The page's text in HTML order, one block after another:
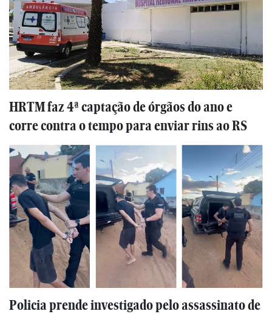
HRTM faz 4ª captação de órgãos do ano e
corre contra o tempo para enviar rins ao RS
Policia prende investigado pelo assassinato de